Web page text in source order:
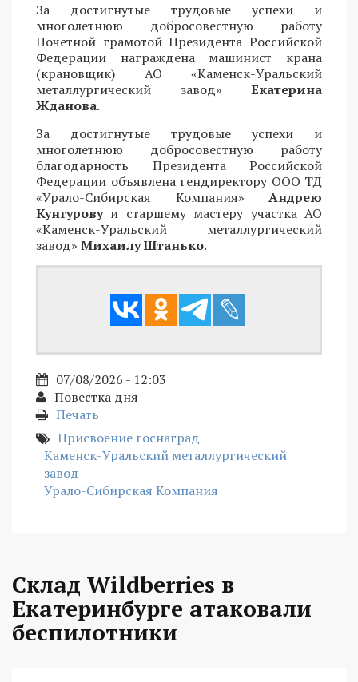
За достигнутые трудовые успехи и
многолетнюю добросовестную работу
Почетной грамотой Президента Российской
Федерации награждена машинист крана
(крановщик) АО «Каменск-Уральский
металлургический завод» Екатерина
Жданова.
За достигнутые трудовые успехи и
многолетнюю добросовестную работу
благодарность Президента Российской
Федерации объявлена гендиректору ООО ТД
«Урало-Сибирская Компания» Андрею
Кунгуровуи старшему мастеру участка АО
«Каменск-Уральский металлургический
завод» Михаилу Штанько.
07/08/2026 - 12:03
Повестка дня
Печать
Присвоение госнаград
Каменск-Уральский металлургический
завод
Урало-Сибирская Компания
Склад Wildberries в
Екатеринбурге атаковали
беспилотники